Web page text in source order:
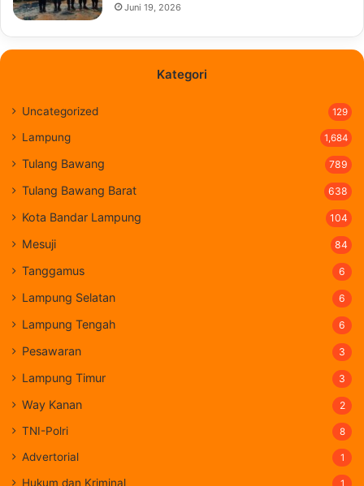
Juni 19, 2026
Kategori
Uncategorized 129
Lampung 1,684
Tulang Bawang 789
Tulang Bawang Barat 638
Kota Bandar Lampung 104
Mesuji 84
Tanggamus 6
Lampung Selatan 6
Lampung Tengah 6
Pesawaran 3
Lampung Timur 3
Way Kanan 2
TNI-Polri 8
Advertorial 1
Hukum dan Kriminal 1